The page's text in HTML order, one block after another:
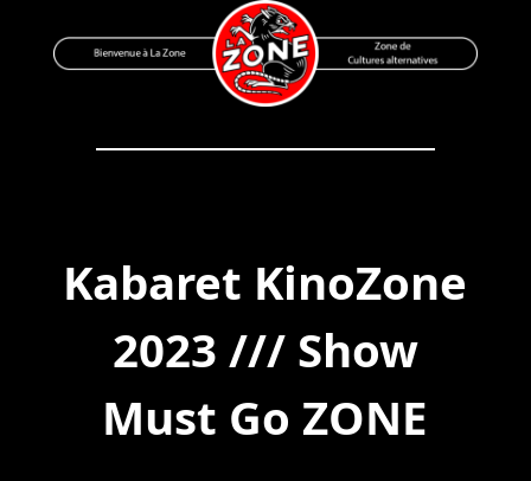
to
Bienvenue à La Zone
Zone de Cultures Alternatives
Kabaret KinoZone
2023 /// Show
Must Go ZONE